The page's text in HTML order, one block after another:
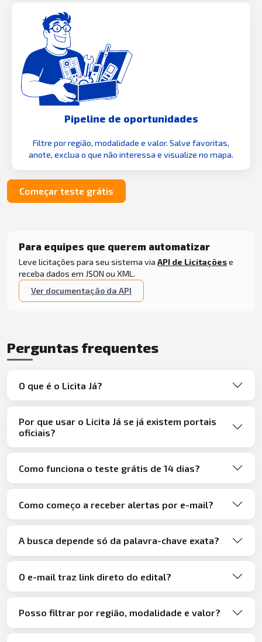
Pipeline de oportunidades
Filtre por região, modalidade e valor. Salve favoritas,
anote, exclua o que não interessa e visualize no mapa.
Começar teste grátis
Para equipes que querem automatizar
Leve licitações para seu sistema via API de Licitaçõese
receba dados em JSON ou XML.
Ver documentação da API
Perguntas frequentes
O que é o Licita Já?
Por que usar o Licita Já se já existem portais
oficiais?
Como funciona o teste grátis de 14 dias?
Como começo a receber alertas por e-mail?
A busca depende só da palavra-chave exata?
O e-mail traz link direto do edital?
Posso filtrar por região, modalidade e valor?